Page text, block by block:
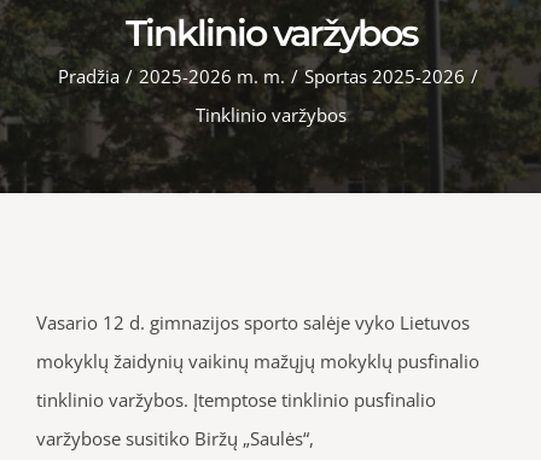
Tinklinio varžybos
Pradžia / 2025-2026 m. m. / Sportas 2025-2026 /
Tinklinio varžybos
Vasario 12 d. gimnazijos sporto salėje vyko Lietuvos
mokyklų žaidynių vaikinų mažųjų mokyklų pusfinalio
tinklinio varžybos. Įtemptose tinklinio pusfinalio
varžybose susitiko Biržų „Saulės“,